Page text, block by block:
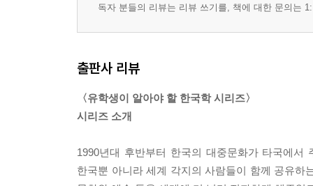
독자 분들의 리뷰는 리뷰 쓰기를, 책에 대한 문의는
출판사 리뷰
〈유학생이 알아야 할 한국학 시리즈〉
시리즈 소개
1990년대 후반부터 한국의 대중문화가 타국에서
한국뿐 아니라 세계 각지의 사람들이 함께 공유